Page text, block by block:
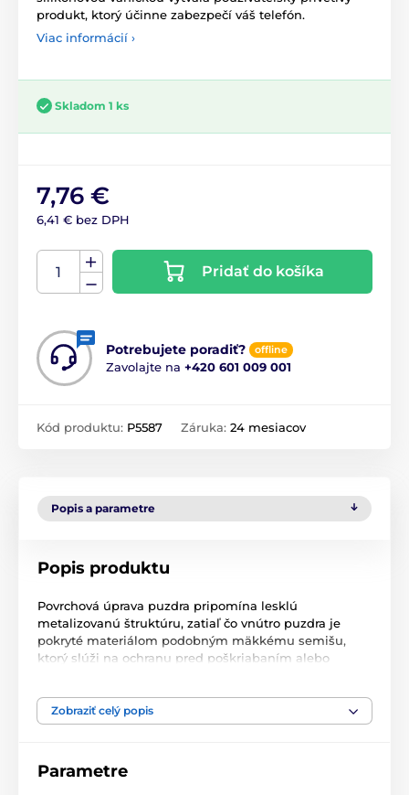
produkt, ktorý účinne zabezpečí váš telefón.
Viac informácií ›
Skladom 1 ks
7,76 €
6,41 € bez DPH
Pridať do košíka
Potrebujete poradiť? offline
Zavolajte na +420 601 009 001
Kód produktu: P5587 Záruka: 24 mesiacov
Popis a parametre
Popis produktu
Povrchová úprava puzdra pripomína lesklú
metalizovanú štruktúru, zatiaľ čo vnútro puzdra je
pokryté materiálom podobným mäkkému semišu,
ktorý slúži na ochranu pred poškriabaním alebo
od iných typov je vybavené iba praktickým
magnetickým prúžkom, ktorý ešte viac uľahčuje
Vďaka svojej flexibilite môžete puzdro používať aj ako
Zobraziť celý popis
Parametre